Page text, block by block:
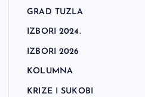
GRAD TUZLA
IZBORI 2024.
IZBORI 2026
KOLUMNA
KRIZE I SUKOBI